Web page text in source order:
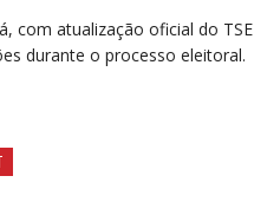
com atualização oficial do TSE
durante o processo eleitoral.